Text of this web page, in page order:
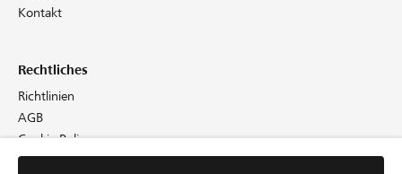
Kontakt
Rechtliches
Richtlinien
AGB
Cookie Policy
Datenschutz